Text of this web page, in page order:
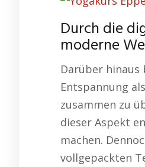
Durch die
moderne
Darüber hinaus
Entspannung
zusammen zu
dieser Aspekt
machen.
vollgepackten